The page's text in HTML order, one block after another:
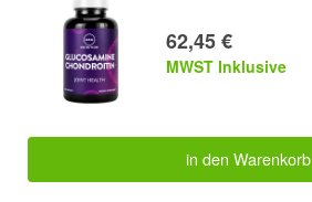
62,45 €
MWST Inklusive
in den Warenkorb